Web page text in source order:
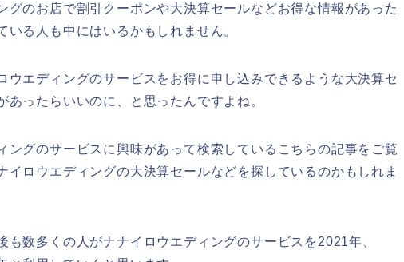
グのお店で割引クーポンや大決算セールなどお得な情報があった
いる人も中にはいるかもしれません。
ウエディングのサービスをお得に申し込みできるような大決算セ
あったらいいのに、と思ったんですよね。
ングのサービスに興味があって検索しているこちらの記事をご覧
イロウエディングの大決算セールなどを探しているのかもしれま
も数多くの人がナナイロウエディングのサービスを2021年、